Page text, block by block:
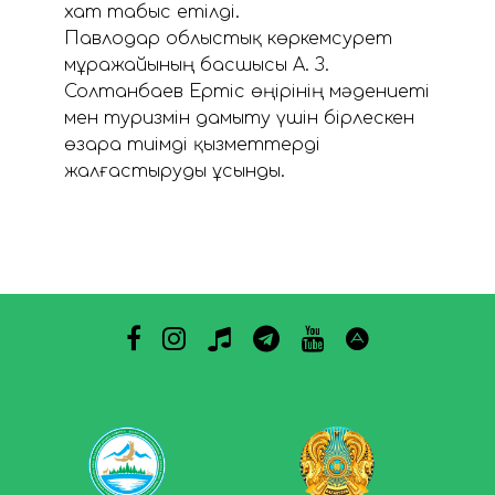
хат табыс етілді.
Павлодар облыстық көркемсурет
мұражайының басшысы А. З.
Солтанбаев Ертіс өңірінің мәдениеті
мен туризмін дамыту үшін бірлескен
өзара тиімді қызметтерді
жалғастыруды ұсынды.